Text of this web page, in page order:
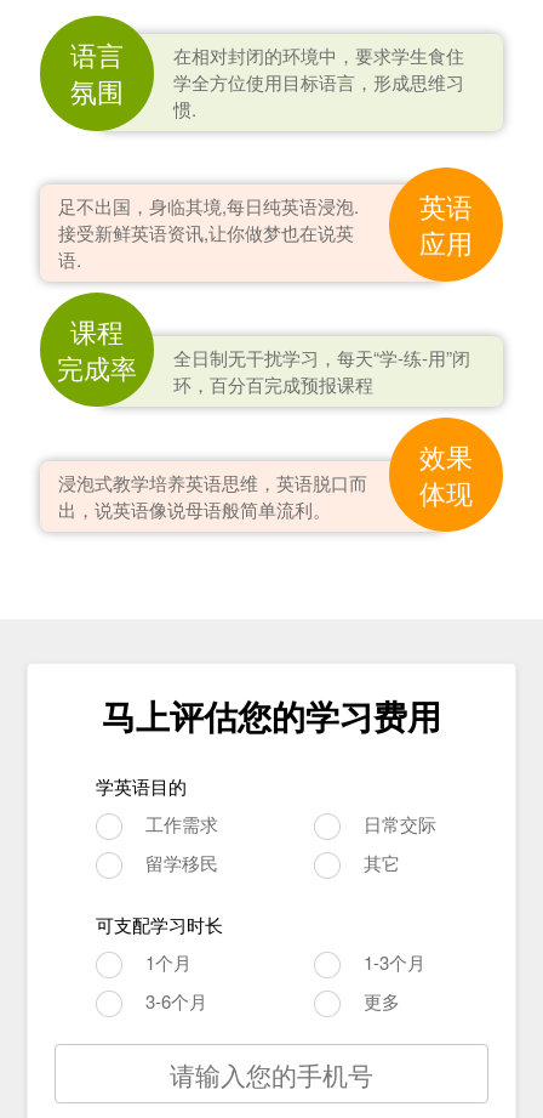
语言
氛围
在相对封闭的环境中，要求学生食住
学全方位使用目标语言，形成思维习
惯.
英语
应用
足不出国，身临其境,每日纯英语浸泡.
接受新鲜英语资讯,让你做梦也在说英
语.
课程
完成率
全日制无干扰学习，每天“学-练-用”闭
环，百分百完成预报课程
效果
体现
浸泡式教学培养英语思维，英语脱口而
出，说英语像说母语般简单流利。
马上评估您的学习费用
学英语目的
工作需求
日常交际
留学移民
其它
可支配学习时长
1个月
1-3个月
3-6个月
更多